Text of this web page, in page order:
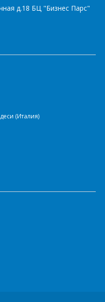
д.18 БЦ "Бизнес Парс"
(Италия)